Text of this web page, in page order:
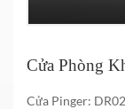
Cửa Phòng
Cửa Pinger: DR02